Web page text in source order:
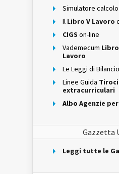
Simulatore calcolo
Il Libro V Lavoro
CIGS on-line
Vademecum
Lavoro
Le Leggi di
Linee Guida
extracurriculari
Albo Agenzie
Gazzetta
Leggi tutte le